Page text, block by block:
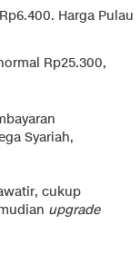
Harga Pulau
Rp25.300,
Syariah,
cukup
upgrade